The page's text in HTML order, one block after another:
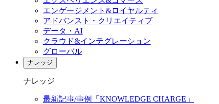
エンゲージメント&ロイヤルティ
アドバンスト・クリエイティブ
データ・AI
クラウド&インテグレーション
グローバル
ナレッジ
ナレッジ
最新記事/事例「KNOWLEDGE CHARGE」